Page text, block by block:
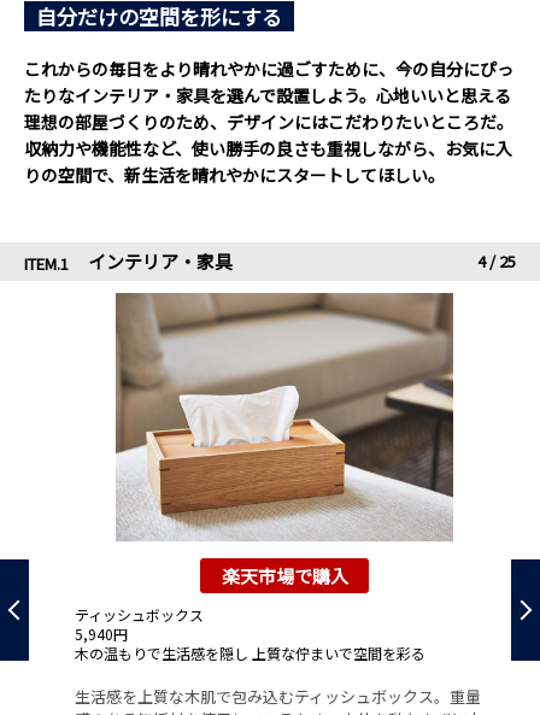
自分だけの空間を形にする
これからの毎日をより晴れやかに過ごすために、今の自分にぴっ
たりなインテリア・家具を選んで設置しよう。心地いいと思える
理想の部屋づくりのため、デザインにはこだわりたいところだ。
収納力や機能性など、使い勝手の良さも重視しながら、お気に入
りの空間で、新生活を晴れやかにスタートしてほしい。
ITEM.1 インテリア・家具 4/25
楽天市場で購入
ティッシュボックス
5,940円
木の温もりで生活感を隠し 上質な佇まいで空間を彩る
生活感を上質な木肌で包み込むティッシュボックス。重量